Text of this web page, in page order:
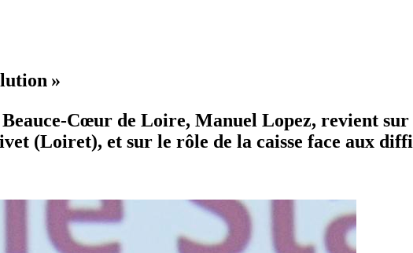
»
Cœur de Loire, Manuel Lopez, revient sur
(Loiret), et sur le rôle de la caisse face aux